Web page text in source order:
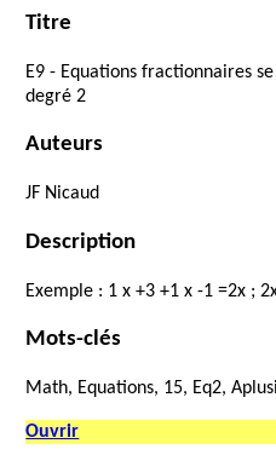
Titre
E9 - Equations fractionnaires se
degré 2
Auteurs
JF Nicaud
Description
Exemple : 1 x +3 +1 x -1 =2x ; 2
Mots-clés
Math, Equations, 15, Eq2,
Ouvrir